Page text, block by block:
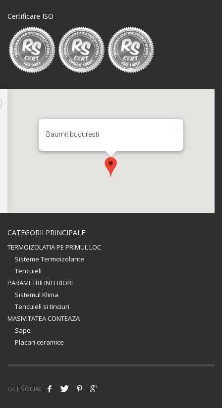
Certificare ISO
Baumit bucuresti
CATEGORII PRINCIPALE
TERMOIZOLATIA PE PRIMUL LOC
Sisteme Termoizolante
Tencuieli
PARAMETRII INTERIORI
Sistemul Klima
Tencuieli si tinciuri
MASIVITATEA CONTEAZA
Sape
Placari ceramice
GET SOCIAL